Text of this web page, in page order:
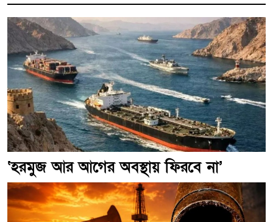
‘হরমুজ আর আগের অবস্থায় ফিরবে না’